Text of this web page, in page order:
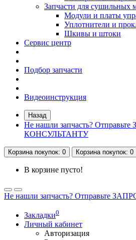
Запчасти для сушильных
Модули и платы
Уплотнители и
Шкивы и штоки
Сервис центр
Подбор запчасти
Видеоинструкция
Назад
Не нашли запчасть?
КОНСУЛЬТАНТУ
Корзинапокупок: 0 Корзинапокупок: 0
В корзине пусто!
Не нашли запчасть? Отправьте
Закладки0
Личный кабинет
Авторизация